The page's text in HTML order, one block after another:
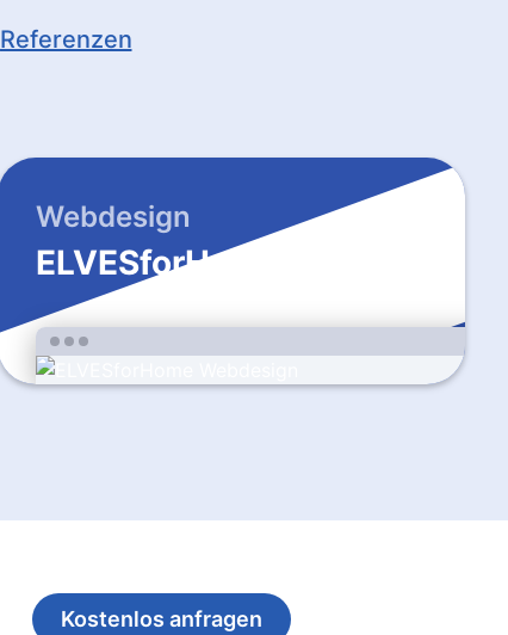
Referenzen
Webdesign
ELVESforHome
Kostenlos anfragen